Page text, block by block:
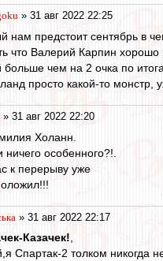
» 31 авг 2022 22:25
нам предстоит сентябрь в
что Валерий Карпин
чем на 2 очка по
просто какой-то монстр,
» 31 авг 2022 22:20
Холанн.
ничего особенного?!.
к перерыву уже
» 31 авг 2022 22:17
Казачек!,
Спартак-2 толком никогда